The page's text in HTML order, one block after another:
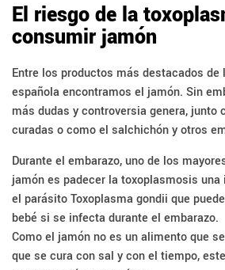
El riesgo de la
consumir jamón
Entre los productos más destacados de
española encontramos el jamón. Sin
más dudas y controversia genera, junto
curadas o como el salchichón y otros
Durante el embarazo, uno de los
jamón es padecer la toxoplasmosis
el parásito Toxoplasma gondii que
bebé si se infecta durante el embarazo.
Como el jamón no es un alimento que
que se cura con sal y con el tiempo,